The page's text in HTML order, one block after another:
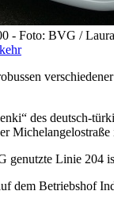
- Foto: BVG /
des deutsch-
genutzte Linie 204
dem Betriebshof